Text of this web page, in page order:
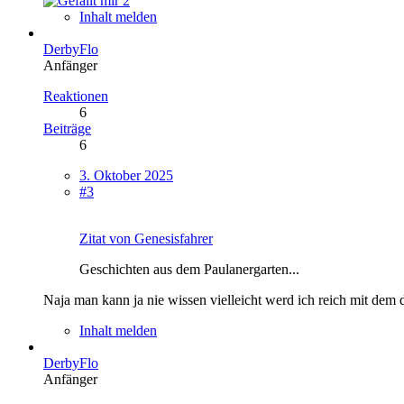
Inhalt melden
DerbyFlo
Anfänger
Reaktionen
6
Beiträge
6
3. Oktober 2025
#3
Zitat von Genesisfahrer
Geschichten aus dem Paulanergarten...
Naja man kann ja nie wissen vielleicht werd ich reich mit dem
Inhalt melden
DerbyFlo
Anfänger